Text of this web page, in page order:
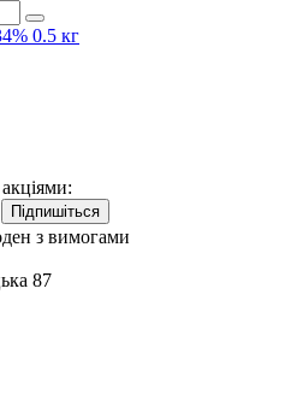
0.5 кг
Підпишіться
з вимогами
87